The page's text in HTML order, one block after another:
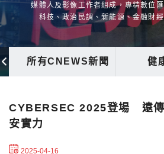
媒體人及影像工作者組成，專精數位
科技、政治民調、新能源、金融財
所有CNEWS新聞 健
CYBERSEC 2025登場 遠傳
安實力
2025-04-16